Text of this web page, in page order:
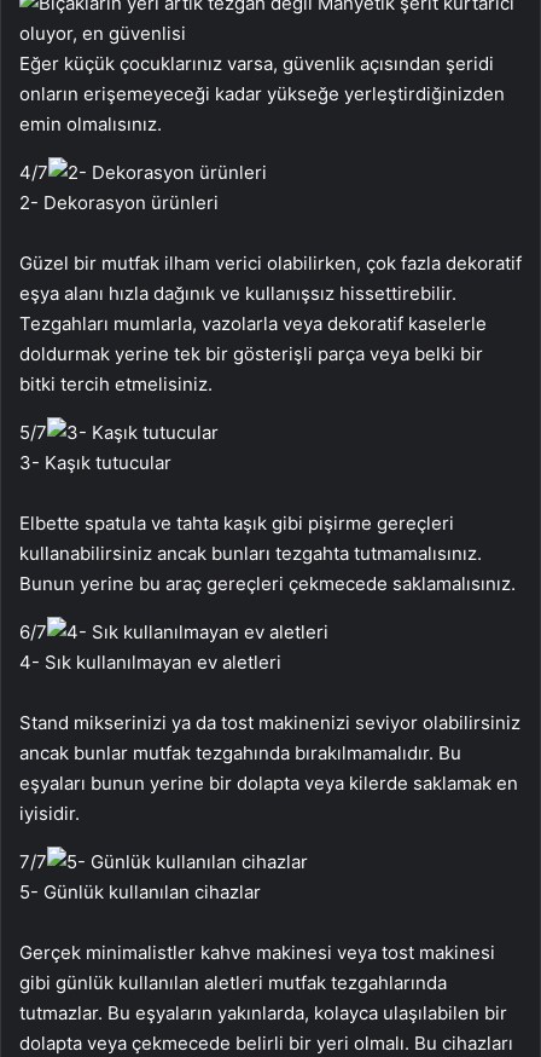
Eğer küçük çocuklarınız varsa, güvenlik açısından şeridi
onların erişemeyeceği kadar yükseğe yerleştirdiğinizden
emin olmalısınız.
4/7
2- Dekorasyon ürünleri
Güzel bir mutfak ilham verici olabilirken, çok fazla dekoratif
eşya alanı hızla dağınık ve kullanışsız hissettirebilir.
Tezgahları mumlarla, vazolarla veya dekoratif kaselerle
doldurmak yerine tek bir gösterişli parça veya belki bir
bitki tercih etmelisiniz.
5/7
3- Kaşık tutucular
Elbette spatula ve tahta kaşık gibi pişirme gereçleri
kullanabilirsiniz ancak bunları tezgahta tutmamalısınız.
Bunun yerine bu araç gereçleri çekmecede saklamalısınız.
6/7
4- Sık kullanılmayan ev aletleri
Stand mikserinizi ya da tost makinenizi seviyor olabilirsiniz
ancak bunlar mutfak tezgahında bırakılmamalıdır. Bu
eşyaları bunun yerine bir dolapta veya kilerde saklamak en
iyisidir.
7/7
5- Günlük kullanılan cihazlar
Gerçek minimalistler kahve makinesi veya tost makinesi
gibi günlük kullanılan aletleri mutfak tezgahlarında
tutmazlar. Bu eşyaların yakınlarda, kolayca ulaşılabilen bir
dolapta veya çekmecede belirli bir yeri olmalı. Bu cihazları